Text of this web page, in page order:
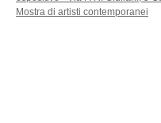
Mostra di artisti contemporanei